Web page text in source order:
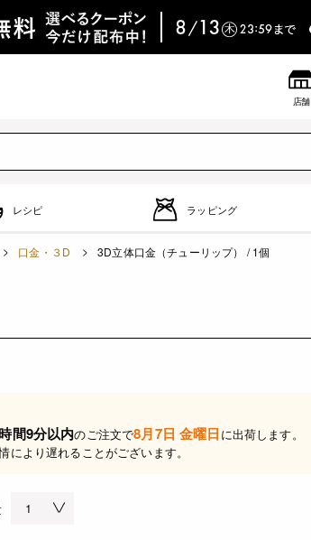
店舗
レシピ ラッピング
口金・３D 3D立体口金（チューリップ） / 1個
間9分以内のご注文で8月7日 金曜日 に出荷します。
により遅れることがございます。